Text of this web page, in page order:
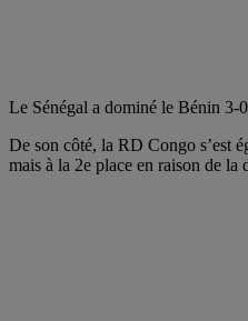
Le Sénégal a dominé le Bénin 3-
De son côté, la RD Congo s’est
mais à la 2e place en raison de la